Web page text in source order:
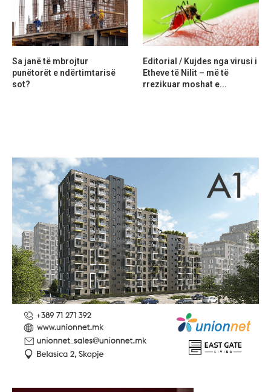
Sa janë të mbrojtur
punëtorët e ndërtimtarisë
sot?
Editorial / Kujdes nga virusi i
Etheve të Nilit – më të
rrezikuar moshat e...